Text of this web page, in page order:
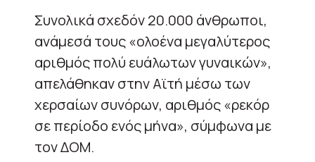
Συνολικά σχεδόν 20.000 άνθρωποι,
ανάμεσά τους «ολοένα μεγαλύτερος
αριθμός πολύ ευάλωτων γυναικών»,
απελάθηκαν στην Αϊτή μέσω των
χερσαίων συνόρων, αριθμός «ρεκόρ
σε περίοδο ενός μήνα», σύμφωνα με
τον ΔΟΜ.